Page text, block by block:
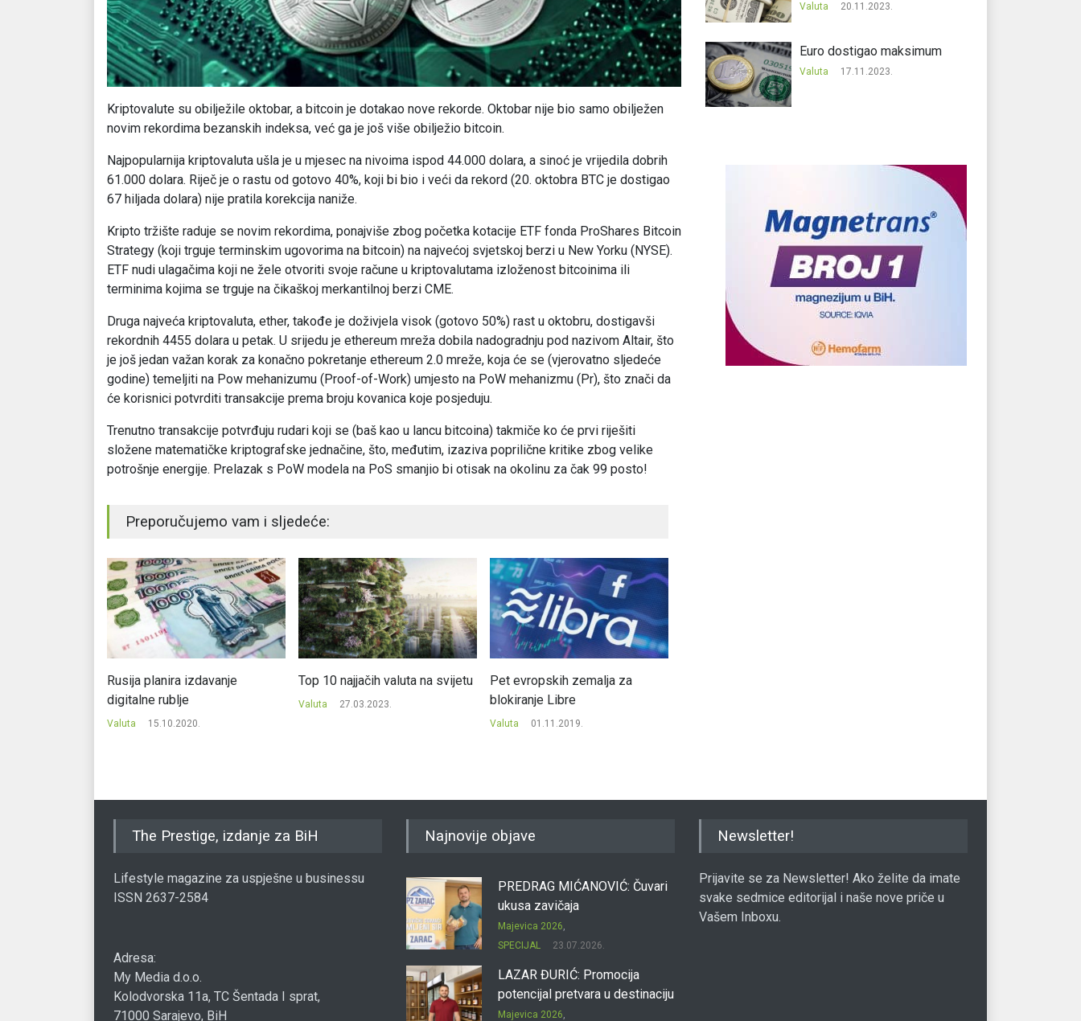
Kriptovalute su obilježile oktobar, a bitcoin je dotakao nove rekorde. Oktobar nije bio samo obilježen
novim rekordima bezanskih indeksa, već ga je još više obilježio bitcoin.
Najpopularnija kriptovaluta ušla je u mjesec na nivoima ispod 44.000 dolara, a sinoć je vrijedila dobrih
61.000 dolara. Riječ je o rastu od gotovo 40%, koji bi bio i veći da rekord (20. oktobra BTC je dostigao
67 hiljada dolara) nije pratila korekcija naniže.
Kripto tržište raduje se novim rekordima, ponajviše zbog početka kotacije ETF fonda ProShares Bitcoin
Strategy (koji trguje terminskim ugovorima na bitcoin) na najvećoj svjetskoj berzi u New Yorku (NYSE).
ETF nudi ulagačima koji ne žele otvoriti svoje račune u kriptovalutama izloženost bitcoinima ili
terminima kojima se trguje na čikaškoj merkantilnoj berzi CME.
Druga najveća kriptovaluta, ether, takođe je doživjela visok (gotovo 50%) rast u oktobru, dostigavši
rekordnih 4455 dolara u petak. U srijedu je ethereum mreža dobila nadogradnju pod nazivom Altair, što
je još jedan važan korak za konačno pokretanje ethereum 2.0 mreže, koja će se (vjerovatno sljedeće
godine) temeljiti na Pow mehanizumu (Proof-of-Work) umjesto na PoW mehanizmu (Pr), što znači da
će korisnici potvrditi transakcije prema broju kovanica koje posjeduju.
Trenutno transakcije potvrđuju rudari koji se (baš kao u lancu bitcoina) takmiče ko će prvi riješiti
složene matematičke kriptografske jednačine, što, međutim, izaziva poprilične kritike zbog velike
potrošnje energije. Prelazak s PoW modela na PoS smanjio bi otisak na okolinu za čak 99 posto!
Preporučujemo vam i sljedeće:
Rusija planira izdavanje
digitalne rublje
Valuta 15.10.2020.
Top 10 najjačih valuta na svijetu
Valuta 27.03.2023.
Pet evropskih zemalja za
blokiranje Libre
Valuta 01.11.2019.
Valuta 20.11.2023.
Еuro dostigao maksimum
Valuta 17.11.2023.
The Prestige, izdanje za BiH
Lifestyle magazine za uspješne u businessu
ISSN 2637-2584
Adresa:
My Media d.o.o.
Kolodvorska 11a, TC Šentada I sprat,
71000 Sarajevo, BiH
Najnovije objave
PREDRAG MIĆANOVIĆ: Čuvari
ukusa zavičaja
Majevica 2026
SPECIJAL
23.07.2026.
LAZAR ĐURIĆ: Promocija
potencijal pretvara u destinaciju
Majevica 2026
Newsletter!
Prijavite se za Newsletter! Ako želite da imate
svake sedmice editorijal i naše nove priče u
Vašem Inboxu.